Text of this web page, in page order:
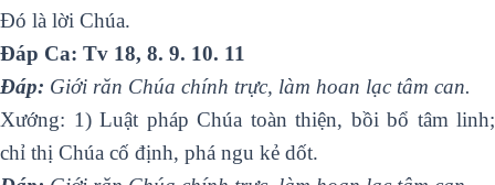
Ðó là lời Chúa.
Ðáp Ca: Tv 18, 8. 9. 10. 11
Ðáp: Giới răn Chúa chính trực, làm hoan lạc tâm can.
Xướng: 1) Luật pháp Chúa toàn thiện, bồi bổ tâm linh;
chỉ thị Chúa cố định, phá ngu kẻ dốt.